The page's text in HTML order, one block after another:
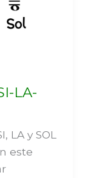
LA-
LA y SOL
este